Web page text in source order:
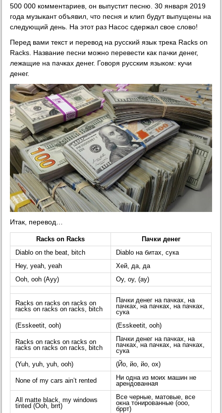
500 000 комментариев, он выпустит песню. 30 января 2019
года музыкант объявил, что песня и клип будут выпущены на
следующий день. На этот раз Насос сдержал свое слово!
Перед вами текст и перевод на русский язык трека Racks on
Racks. Название песни можно перевести как пачки денег,
лежащие на пачках денег. Говоря русским языком: кучи
денег.
Итак, перевод…
Racks on Racks
Пачки денег
Diablo on the beat, bitch
Diablo на битах, сука
Hey, yeah, yeah
Хей, да, да
Ooh, ooh (Ayy)
Оу, оу, (ау)
Racks on racks on racks on
racks on racks on racks, bitch
Пачки денег на пачках, на
пачках, на пачках, на пачках,
сука
(Esskeetit, ooh)
(Esskeetit, ooh)
Racks on racks on racks on
racks on racks on racks, bitch
Пачки денег на пачках, на
пачках, на пачках, на пачках,
сука
(Yuh, yuh, yuh, ooh)
(Йо, йо, йо, ох)
None of my cars ain’t rented
Ни одна из моих машин не
арендованная
All matte black, my windows
tinted (Ooh, brrt)
Все черные, матовые, все
окна тонированные (ооо,
бррт)